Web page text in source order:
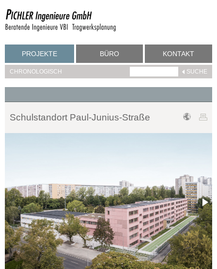
PROJEKTE BÜRO KONTAKT
CHRONOLOGISCH
Schulstandort Paul-Junius-Straße